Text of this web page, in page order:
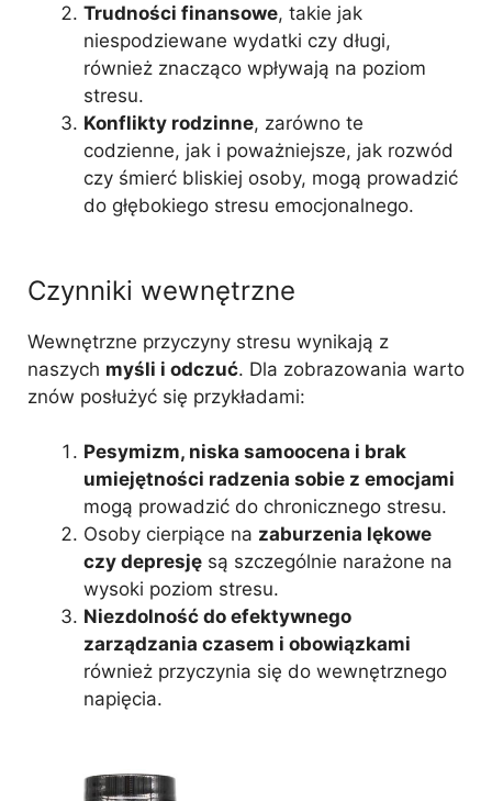
Trudności finansowe, takie jak
niespodziewane wydatki czy długi,
również znacząco wpływają na poziom
stresu.
Konflikty rodzinne, zarówno te
codzienne, jak i poważniejsze, jak rozwód
czy śmierć bliskiej osoby, mogą prowadzić
do głębokiego stresu emocjonalnego.
Czynniki wewnętrzne
Wewnętrzne przyczyny stresu wynikają z
naszych myśli i odczuć. Dla zobrazowania warto
znów posłużyć się przykładami:
Pesymizm, niska samoocena i brak
umiejętności radzenia sobie z emocjami
mogą prowadzić do chronicznego stresu.
Osoby cierpiące na zaburzenia lękowe
czy depresję są szczególnie narażone na
wysoki poziom stresu.
Niezdolność do efektywnego
zarządzania czasem i obowiązkami
również przyczynia się do wewnętrznego
napięcia.